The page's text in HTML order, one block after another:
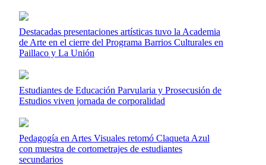
Destacadas presentaciones artísticas tuvo la Academia
de Arte en el cierre del Programa Barrios Culturales en
Paillaco y La Unión
Estudiantes de Educación Parvularia y Prosecusión de
Estudios viven jornada de corporalidad
Pedagogía en Artes Visuales retomó Claqueta Azul
con muestra de cortometrajes de estudiantes
secundarios